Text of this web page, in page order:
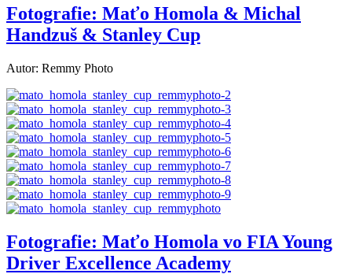
Fotografie: Maťo Homola & Michal
Handzuš & Stanley Cup
Autor: Remmy Photo
Fotografie: Maťo Homola vo FIA Young
Driver Excellence Academy